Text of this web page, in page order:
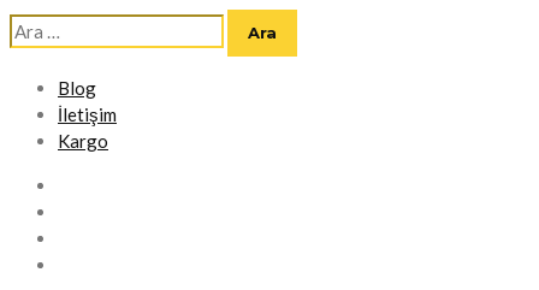
Arama:
Blog
İletişim
Kargo